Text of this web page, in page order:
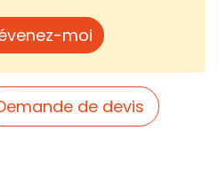
moi
de devis